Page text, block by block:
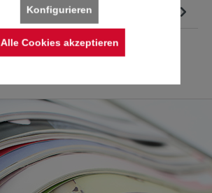
Konfigurieren
Alle Cookies akzeptieren